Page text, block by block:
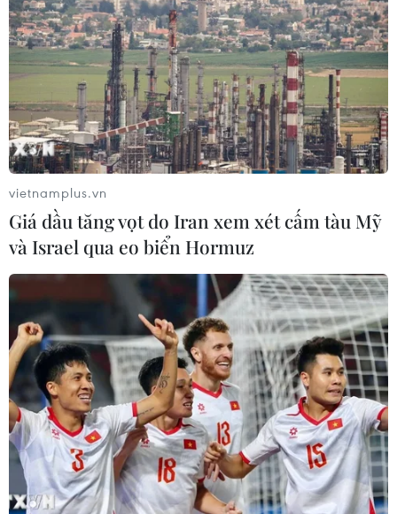
02/04/2020 22:35
Các đại lý Nissan ở Hà Nội và Đà Nẵng đã chính thức
đóng cửa, một số đại lý phía Nam vẫn duy trì số lượng
nhân viên dưới 20 người/ngày để hỗ trợ khách hàng
khi cần thiết.
Doanh số bán xe của Tesla vẫn vượt trội
trong quý 1 năm 2020
03/04/2020 15:10
vietnamplus.vn
Giá dầu tăng vọt do Iran xem xét cấm tàu Mỹ
và Israel qua eo biển Hormuz